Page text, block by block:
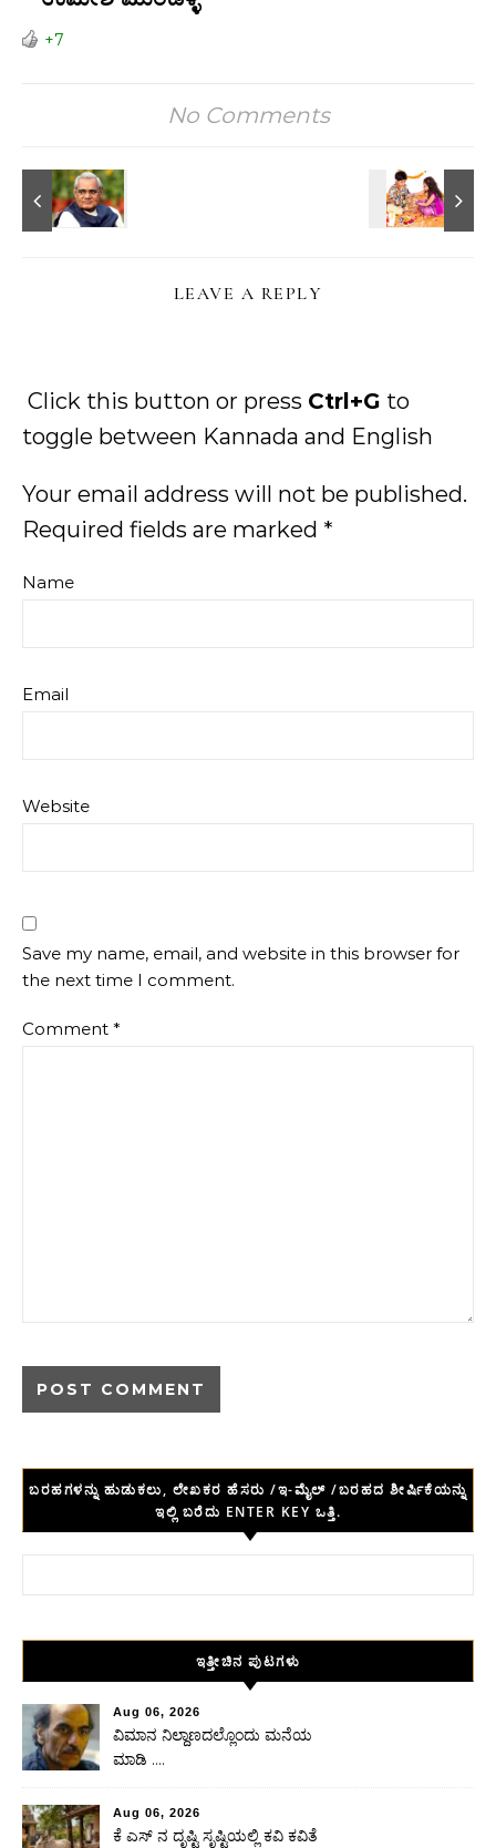
+7
No Comments
LEAVE A REPLY
Click this button or press Ctrl+G to
toggle between Kannada and English
Your email address will not be published.
Required fields are marked *
Name
Email
Website
Save my name, email, and website in this browser for
the next time I comment.
Comment *
ಬರಹಗಳನ್ನು ಹುಡುಕಲು, ಲೇಖಕರ ಹೆಸರು /ಇ-ಮೈಲ್ /ಬರಹದ ಶೀರ್ಷಿಕೆಯನ್ನು
ಇಲ್ಲಿ ಬರೆದು ENTER KEY ಒತ್ತಿ.
ಇತ್ತೀಚಿನ ಪುಟಗಳು
Aug 06, 2026
ವಿಮಾನ ನಿಲ್ದಾಣದಲ್ಲೊಂದು ಮನೆಯ
ಮಾಡಿ ….
Aug 06, 2026
ಕೆ ಎಸ್ ನ ದೃಷ್ಟಿ ಸೃಷ್ಟಿಯಲ್ಲಿ ಕವಿ ಕವಿತೆ